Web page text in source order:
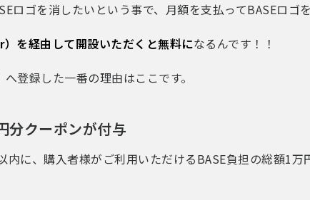
ロゴを消したいという事で、月額を支払ってBASEロゴ
を経由して開設いただくと無料になるんです！！
登録した一番の理由はここです。
分クーポンが付与
内に、購入者様がご利用いただけるBASE負担の総額1